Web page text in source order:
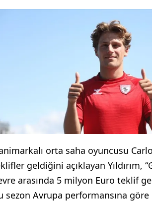
orta saha oyuncusu
geldiğini açıklayan Yıldırım,
arasında 5 milyon Euro teklif
sezon Avrupa performansına